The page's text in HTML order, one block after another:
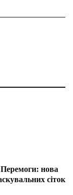
нова
сіток